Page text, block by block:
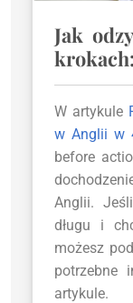
Jak
W artykule
w Anglii w
before
Anglii.
długu i
możesz
potrzebne
artykule.